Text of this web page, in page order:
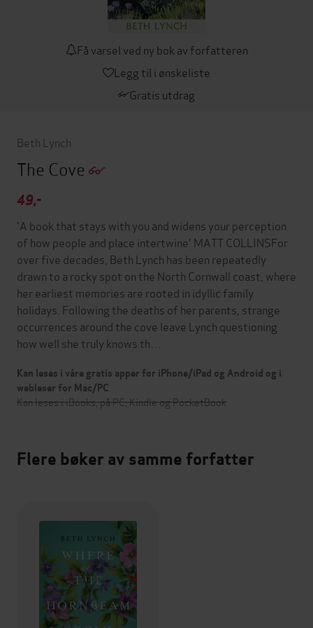
Få varsel ved ny bok av forfatteren
Legg til i ønskeliste
Gratis utdrag
Beth Lynch
The Cove
49,-
'A book that stays with you and widens your perception
of how people and place intertwine' MATT COLLINSFor
over five decades, Beth Lynch has been repeatedly
drawn to a rocky spot on the North Cornwall coast, where
her earliest memories are rooted in idyllic family
holidays. Following the deaths of her parents, strange
occurrences around the cove leave Lynch questioning
how well she truly knows th…
Kan leses i våre gratis apper for iPhone/iPad og Android og i
webleser for Mac/PC
Kan leses i iBooks, på PC, Kindle og PocketBook
Flere bøker av samme forfatter